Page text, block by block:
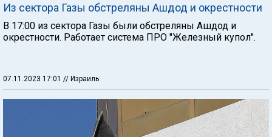
Из сектора Газы обстреляны Ашдод и окрестности
В 17:00 из сектора Газы были обстреляны Ашдод и
окрестности. Работает система ПРО "Железный купол".
07.11.2023 17:01 // Израиль